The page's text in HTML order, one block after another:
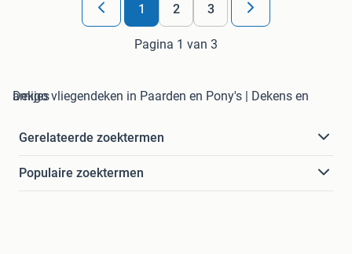
1 2 3
Pagina 1 van 3
amigo vliegendeken in Paarden en Pony's | Dekens en Dekjes
Gerelateerde zoektermen
Populaire zoektermen